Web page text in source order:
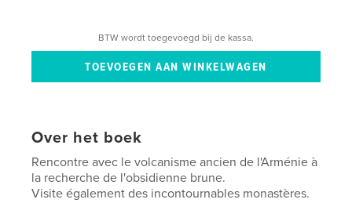
BTW wordt toegevoegd bij de kassa.
Over het boek
Rencontre avec le volcanisme ancien de l'Arménie à
la recherche de l'obsidienne brune.
Visite également des incontournables monastères.